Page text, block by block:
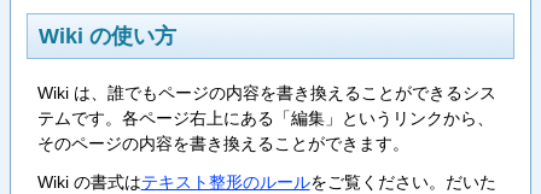
Wiki の使い方
Wiki は、誰でもページの内容を書き換えることができるシス
テムです。各ページ右上にある「編集」というリンクから、
そのページの内容を書き換えることができます。
Wiki の書式はテキスト整形のルールをご覧ください。だいた